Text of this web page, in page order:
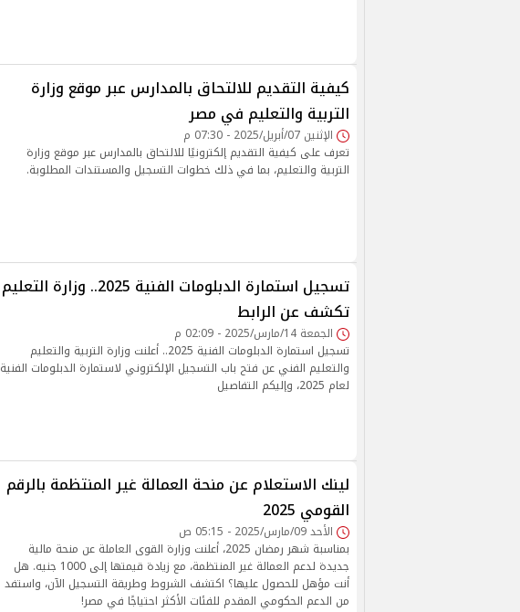
كيفية التقديم للالتحاق بالمدارس عبر موقع وزارة
التربية والتعليم في مصر
الإثنين 07/أبريل/2025 - 07:30 م
تعرف على كيفية التقديم إلكترونيًا للالتحاق بالمدارس عبر موقع وزارة
التربية والتعليم، بما في ذلك خطوات التسجيل والمستندات المطلوبة.
تسجيل استمارة الدبلومات الفنية 2025.. وزارة التعليم
تكشف عن الرابط
الجمعة 14/مارس/2025 - 02:09 م
تسجيل استمارة الدبلومات الفنية 2025.. أعلنت وزارة التربية والتعليم
والتعليم الفني عن فتح باب التسجيل الإلكتروني لاستمارة الدبلومات الفنية
لعام 2025، وإليكم التفاصيل
لينك الاستعلام عن منحة العمالة غير المنتظمة بالرقم
القومي 2025
الأحد 09/مارس/2025 - 05:15 ص
بمناسبة شهر رمضان 2025، أعلنت وزارة القوى العاملة عن منحة مالية
جديدة لدعم العمالة غير المنتظمة، مع زيادة قيمتها إلى 1000 جنيه. هل
أنت مؤهل للحصول عليها؟ اكتشف الشروط وطريقة التسجيل الآن، واستفد
من الدعم الحكومي المقدم للفئات الأكثر احتياجًا في مصر!